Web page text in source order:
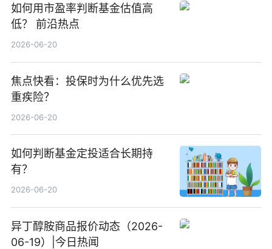
如何用市盈率判断基金估值高
低？ 前沿热点
2026-06-20
焦点快看：投保时为什么优先选
重疾险？
2026-06-20
如何判断基金定投适合长期持
有？
2026-06-20
异丁醇胺商品报价动态（2026-
06-19）|今日热闻